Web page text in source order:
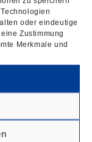
oder eindeutige
Zustimmung
Merkmale und
(EU)
Impressum